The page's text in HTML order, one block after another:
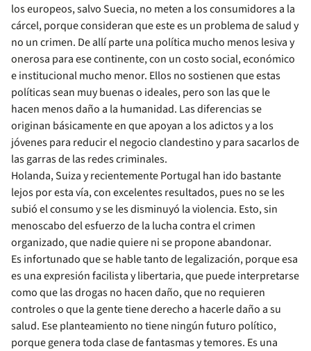
los europeos, salvo Suecia, no meten a los consumidores a la
cárcel, porque consideran que este es un problema de salud y
no un crimen. De allí parte una política mucho menos lesiva y
onerosa para ese continente, con un costo social, económico
e institucional mucho menor. Ellos no sostienen que estas
políticas sean muy buenas o ideales, pero son las que le
hacen menos daño a la humanidad. Las diferencias se
originan básicamente en que apoyan a los adictos y a los
jóvenes para reducir el negocio clandestino y para sacarlos de
las garras de las redes criminales.
Holanda, Suiza y recientemente Portugal han ido bastante
lejos por esta vía, con excelentes resultados, pues no se les
subió el consumo y se les disminuyó la violencia. Esto, sin
menoscabo del esfuerzo de la lucha contra el crimen
organizado, que nadie quiere ni se propone abandonar.
Es infortunado que se hable tanto de legalización, porque esa
es una expresión facilista y libertaria, que puede interpretarse
como que las drogas no hacen daño, que no requieren
controles o que la gente tiene derecho a hacerle daño a su
salud. Ese planteamiento no tiene ningún futuro político,
porque genera toda clase de fantasmas y temores. Es una